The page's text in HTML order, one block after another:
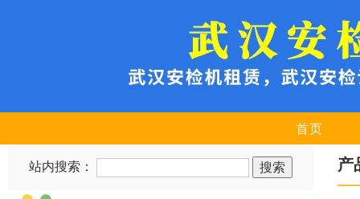
首页
站内搜索： 产